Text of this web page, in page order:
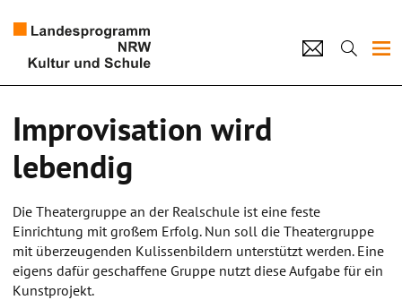
Künstlerpool
Kultur und Schule
home Impressum Datenschutz Kontakt
Improvisation wird
lebendig
Die Theatergruppe an der Realschule ist eine feste
Einrichtung mit großem Erfolg. Nun soll die Theatergruppe
mit überzeugenden Kulissenbildern unterstützt werden. Eine
eigens dafür geschaffene Gruppe nutzt diese Aufgabe für ein
Kunstprojekt.